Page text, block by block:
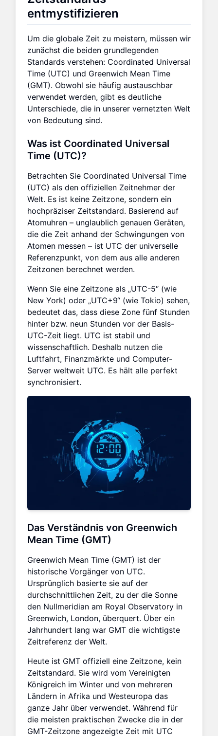
entmystifizieren
Um die globale Zeit zu meistern, müssen wir
zunächst die beiden grundlegenden
Standards verstehen: Coordinated Universal
Time (UTC) und Greenwich Mean Time
(GMT). Obwohl sie häufig austauschbar
verwendet werden, gibt es deutliche
Unterschiede, die in unserer vernetzten Welt
von Bedeutung sind.
Was ist Coordinated Universal
Time (UTC)?
Betrachten Sie Coordinated Universal Time
(UTC) als den offiziellen Zeitnehmer der
Welt. Es ist keine Zeitzone, sondern ein
hochpräziser Zeitstandard. Basierend auf
Atomuhren – unglaublich genauen Geräten,
die die Zeit anhand der Schwingungen von
Atomen messen – ist UTC der universelle
Referenzpunkt, von dem aus alle anderen
Zeitzonen berechnet werden.
Wenn Sie eine Zeitzone als „UTC-5“ (wie
New York) oder „UTC+9“ (wie Tokio) sehen,
bedeutet das, dass diese Zone fünf Stunden
hinter bzw. neun Stunden vor der Basis-
UTC-Zeit liegt. UTC ist stabil und
wissenschaftlich. Deshalb nutzen die
Luftfahrt, Finanzmärkte und Computer-
Server weltweit UTC. Es hält alle perfekt
synchronisiert.
Das Verständnis von Greenwich
Mean Time (GMT)
Greenwich Mean Time (GMT) ist der
historische Vorgänger von UTC.
Ursprünglich basierte sie auf der
durchschnittlichen Zeit, zu der die Sonne
den Nullmeridian am Royal Observatory in
Greenwich, London, überquert. Über ein
Jahrhundert lang war GMT die wichtigste
Zeitreferenz der Welt.
Heute ist GMT offiziell eine Zeitzone, kein
Zeitstandard. Sie wird vom Vereinigten
Königreich im Winter und von mehreren
Ländern in Afrika und Westeuropa das
ganze Jahr über verwendet. Während für
die meisten praktischen Zwecke die in der
GMT-Zeitzone angezeigte Zeit mit UTC